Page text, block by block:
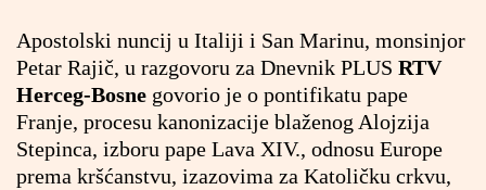
Apostolski nuncij u Italiji i San Marinu, monsinjor
Petar Rajič, u razgovoru za Dnevnik PLUS RTV
Herceg-Bosne govorio je o pontifikatu pape
Franje, procesu kanonizacije blaženog Alojzija
Stepinca, izboru pape Lava XIV., odnosu Europe
prema kršćanstvu, izazovima za Katoličku crkvu,